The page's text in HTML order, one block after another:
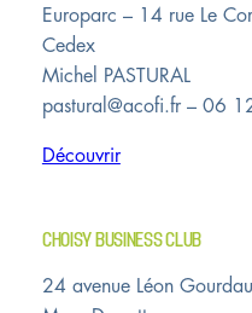
Europarc – 14 rue Le
Cedex
Michel PASTURAL
pastural@acofi.fr – 06
Découvrir
CHOISY BUSINESS CLUB
24 avenue Léon